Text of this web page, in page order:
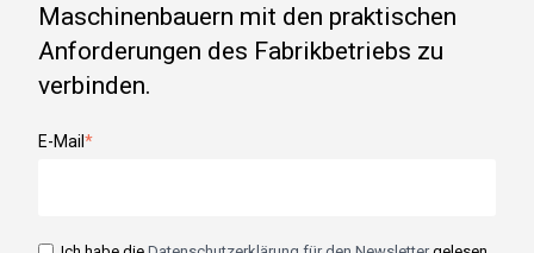
Maschinenbauern mit den praktischen
Anforderungen des Fabrikbetriebs zu
verbinden.
E-Mail *